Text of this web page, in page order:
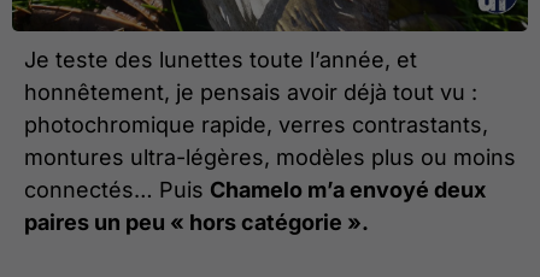
Je teste des lunettes toute l’année, et
honnêtement, je pensais avoir déjà tout vu :
photochromique rapide, verres contrastants,
montures ultra-légères, modèles plus ou moins
connectés… Puis Chamelo m’a envoyé deux
paires un peu « hors catégorie ».